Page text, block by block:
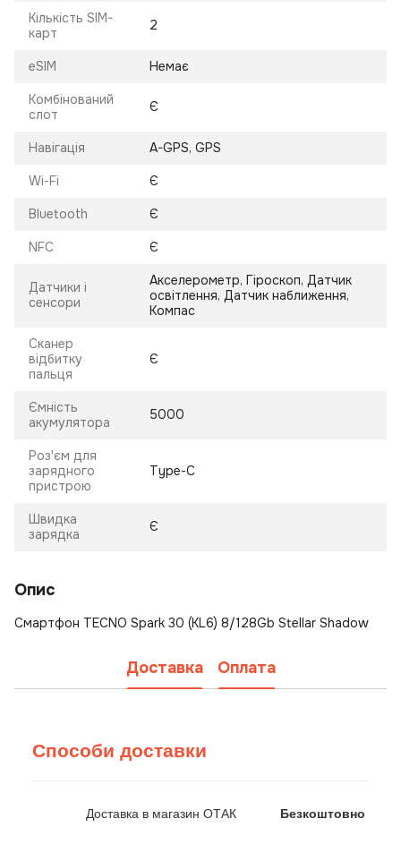
Кількість SIM-
карт
2
eSIM Немає
Комбінований
слот
Є
Навігація A-GPS, GPS
Wi-Fi Є
Bluetooth Є
NFC Є
Датчики і
сенсори
Акселерометр, Гіроскоп, Датчик
освітлення, Датчик наближення,
Компас
Сканер
відбитку
пальця
Є
Ємність
акумулятора
5000
Роз'єм для
зарядного
пристрою
Type-C
Швидка
зарядка
Є
Опис
Смартфон TECNO Spark 30 (KL6) 8/128Gb Stellar Shadow
Доставка Оплата
Способи доставки
Доставка в магазин ОТАК Безкоштовно